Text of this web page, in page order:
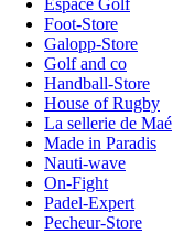
Foot-Store
Galopp-Store
Golf and co
Handball-Store
House of Rugby
La sellerie de Maé
Made in Paradis
Nauti-wave
On-Fight
Padel-Expert
Pecheur-Store